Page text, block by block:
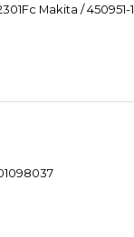
Makita / 450951-1